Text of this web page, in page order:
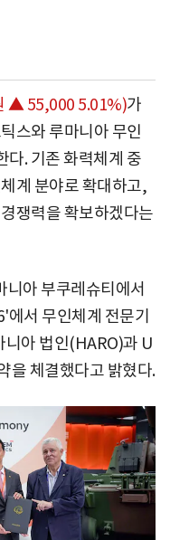
▲ 55,000 5.01%)가
스와 루마니아 무인
다. 기존 화력체계 중
계 분야로 확대하고,
쟁력을 확보하겠다는
아 부쿠레슈티에서
서 무인체계 전문기
니아 법인(HARO)과 U
을 체결했다고 밝혔다.